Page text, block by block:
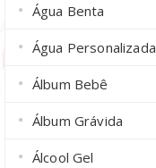
Água Benta
Água Personalizada
Álbum Bebê
Álbum Grávida
Álcool Gel